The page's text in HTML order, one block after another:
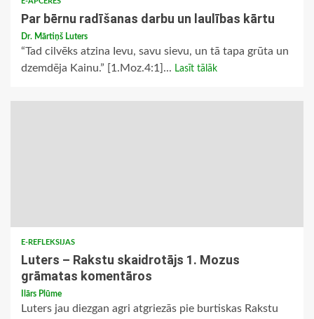
Par bērnu radīšanas darbu un laulības kārtu
Dr. Mārtiņš Luters
“Tad cilvēks atzina Ievu, savu sievu, un tā tapa grūta un
dzemdēja Kainu.” [1.Moz.4:1]... Lasīt tālāk
E-REFLEKSIJAS
Luters – Rakstu skaidrotājs 1. Mozus
grāmatas komentāros
Ilārs Plūme
Luters jau diezgan agri atgriezās pie burtiskas Rakstu